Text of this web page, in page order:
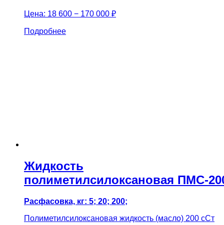
Цена: 18 600 − 170 000 ₽
Подробнее
Жидкость
полиметилсилоксановая ПМС-
Расфасовка, кг: 5; 20; 200;
Полиметилсилоксановая жидкость (масло) 200 сСт